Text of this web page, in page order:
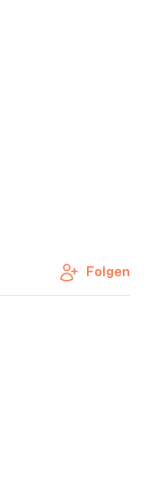
Folgen